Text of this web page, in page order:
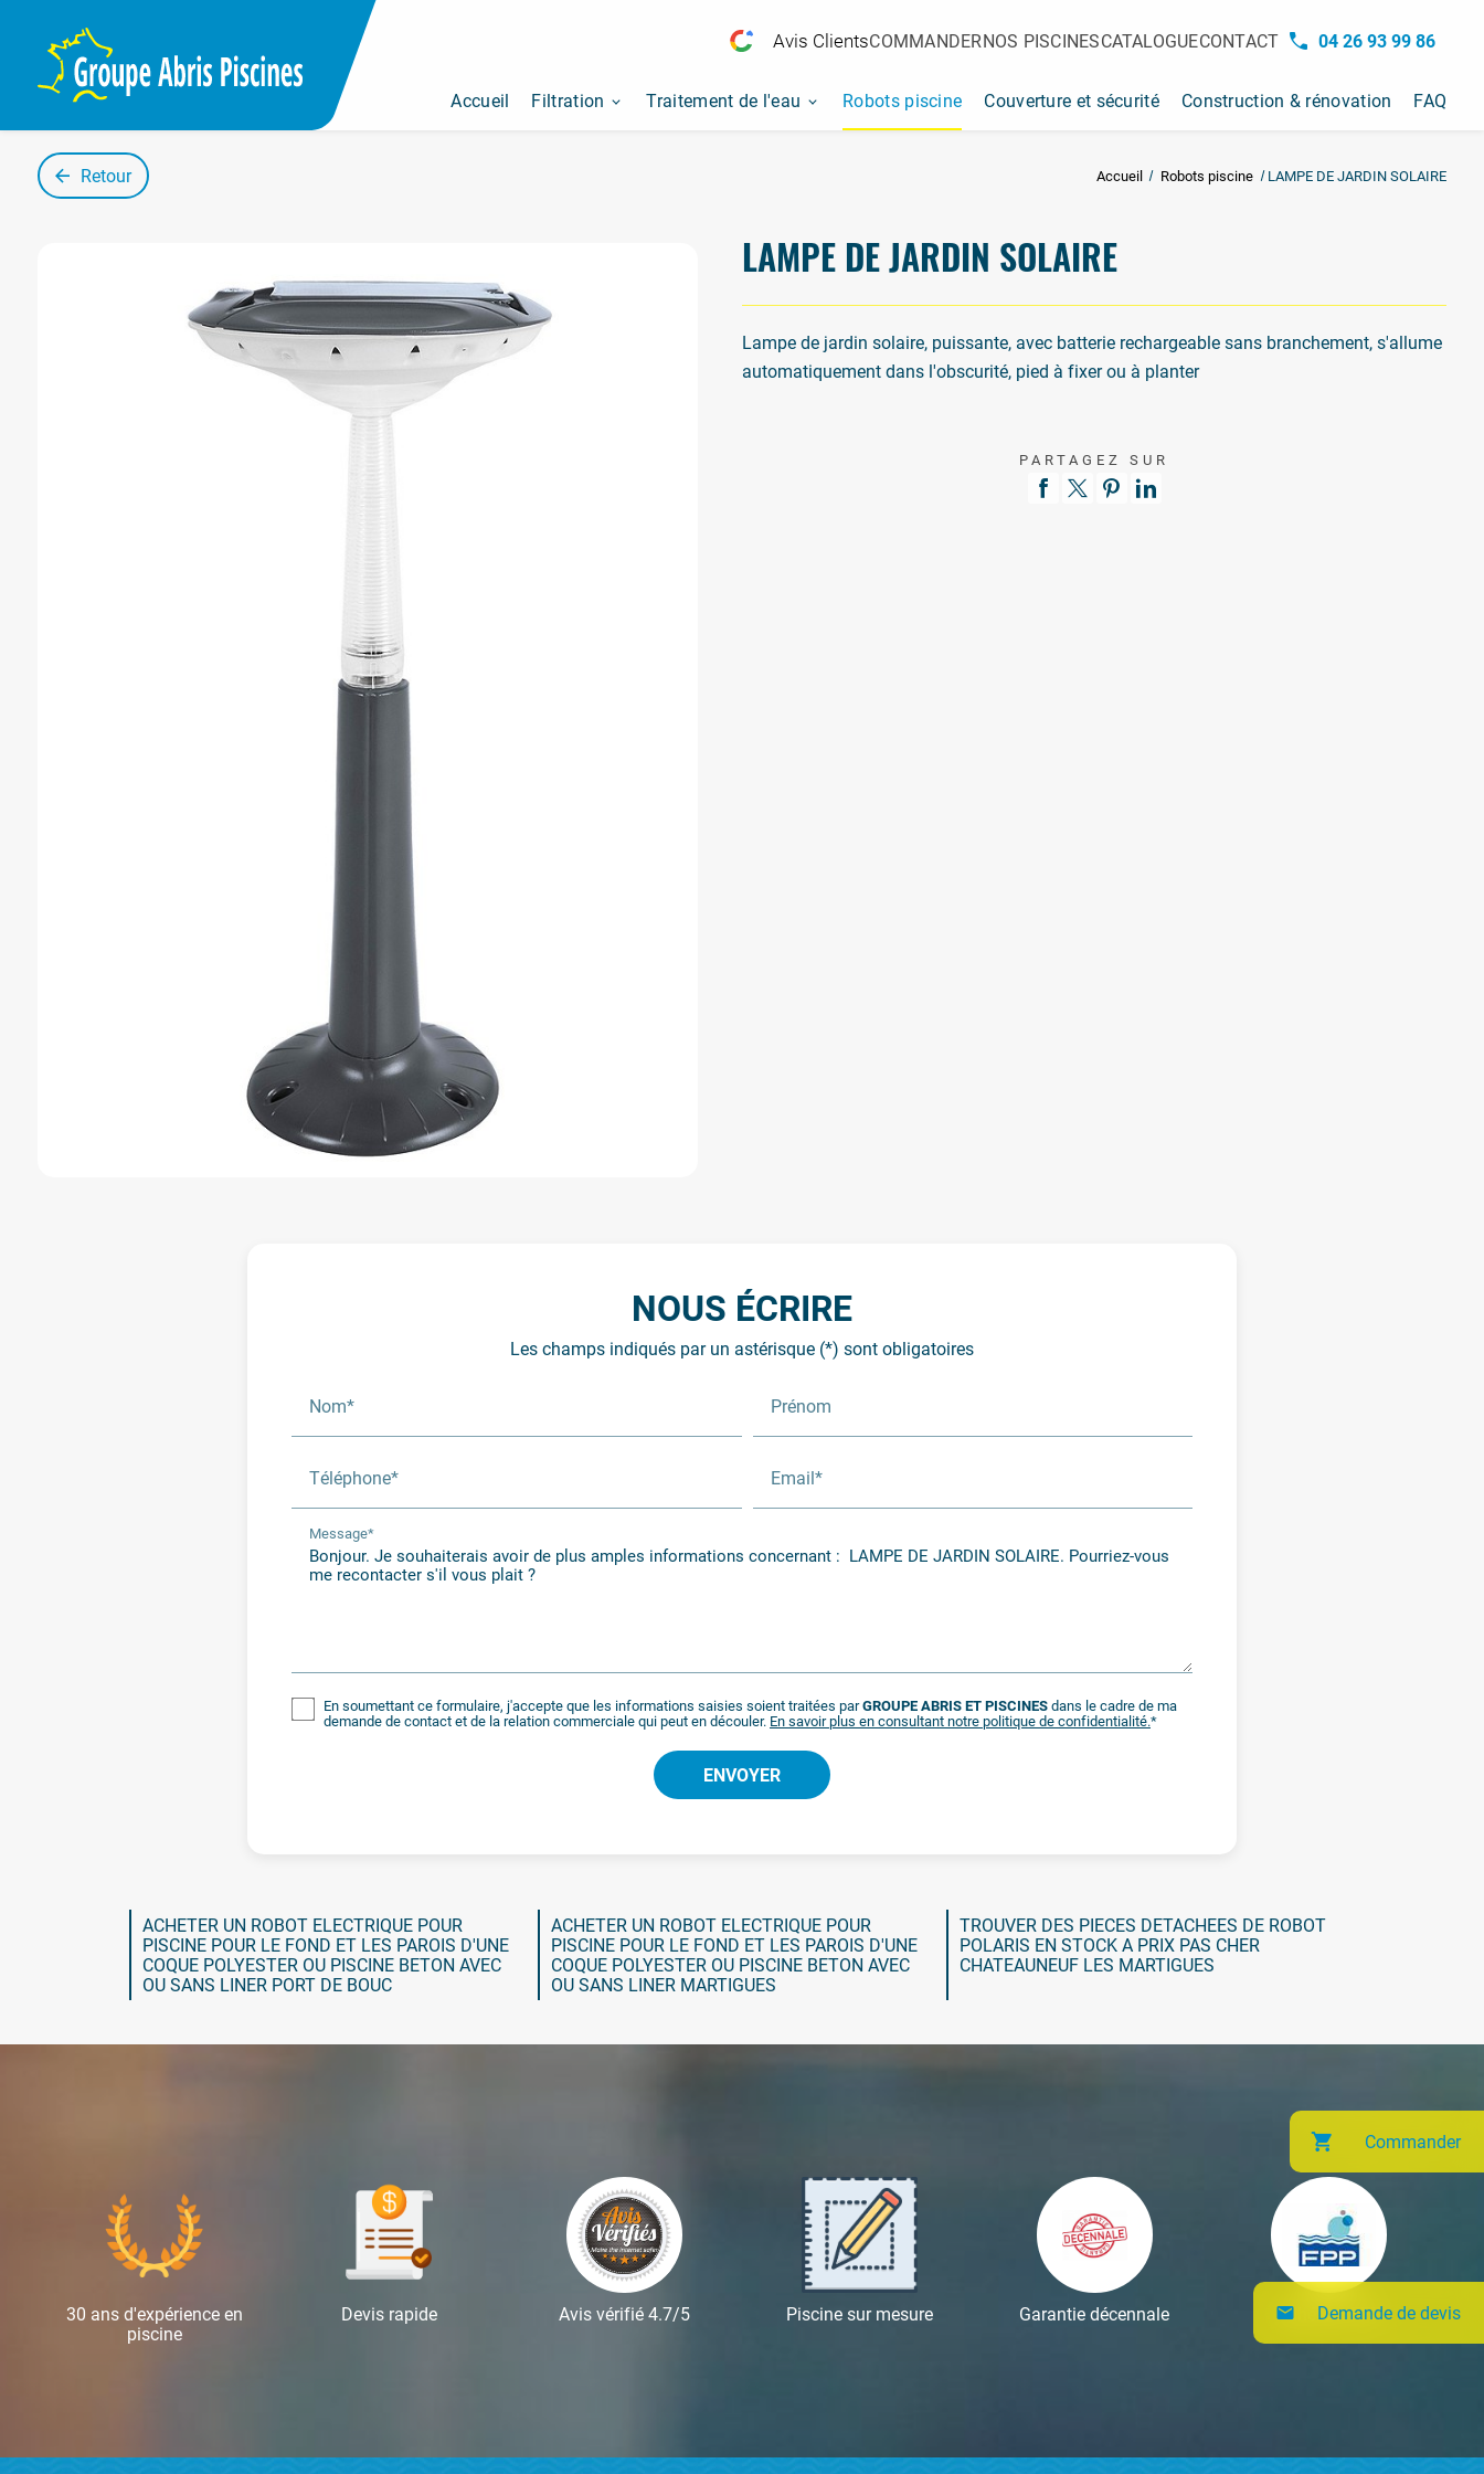
Avis ClientsCOMMANDERNOS PISCINESCATALOGUECONTACT 04 26 93 99 86
Accueil Filtration Traitement de l'eau Robots piscine Couverture et sécurité Construction & rénovation FAQ
Accueil Robots piscine LAMPE DE JARDIN SOLAIRE
Retour
LAMPE DE JARDIN SOLAIRE
Lampe de jardin solaire, puissante, avec batterie rechargeable sans branchement, s'allume
automatiquement dans l'obscurité, pied à fixer ou à planter
PARTAGEZ SUR
NOUS ÉCRIRE
Les champs indiqués par un astérisque (*) sont obligatoires
Nom* Prénom
Téléphone* Email*
Message*
En soumettant ce formulaire, j'accepte que les informations saisies soient traitées parGROUPE ABRIS ET PISCINESdans le cadre de ma
demande de contact et de la relation commerciale qui peut en découler. En savoir plus en consultant notre politique de confidentialité.*
ACHETER UN ROBOT ELECTRIQUE POUR
PISCINE POUR LE FOND ET LES PAROIS D'UNE
COQUE POLYESTER OU PISCINE BETON AVEC
OU SANS LINER PORT DE BOUC
ACHETER UN ROBOT ELECTRIQUE POUR
PISCINE POUR LE FOND ET LES PAROIS D'UNE
COQUE POLYESTER OU PISCINE BETON AVEC
OU SANS LINER MARTIGUES
TROUVER DES PIECES DETACHEES DE ROBOT
POLARIS EN STOCK A PRIX PAS CHER
CHATEAUNEUF LES MARTIGUES
30 ans d'expérience en
piscine
Devis rapide Avis vérifié 4.7/5 Piscine sur mesure Garantie décennale Adhérent FFP
Commander
mail Demande de devis